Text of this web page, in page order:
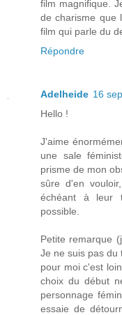
film magnifique.
de charisme que
film qui parle du
Répondre
Adelheide 16
Hello !
J'aime
une sale
prisme de mon
sûre d'en
échéant à leur
possible.
Petite remarque
Je ne suis pas du
pour moi c'est
choix du début
personnage
essaie de